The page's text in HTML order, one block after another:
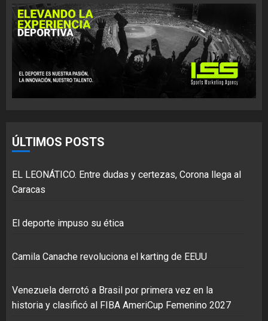
ÚLTIMOS POSTS
EL LEONÁTICO. Entre dudas y certezas, Corona llega al
Caracas
El deporte impuso su ética
Camila Canache revoluciona el karting de EEUU
Venezuela derrotó a Brasil por primera vez en la
historia y clasificó al FIBA AmeriCup Femenino 2027